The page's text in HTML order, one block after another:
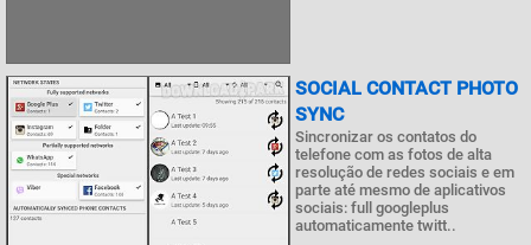
SOCIAL CONTACT PHOTO
SYNC
Sincronizar os contatos do
telefone com as fotos de alta
resolução de redes sociais e em
parte até mesmo de aplicativos
sociais: full googleplus
automaticamente twitt..